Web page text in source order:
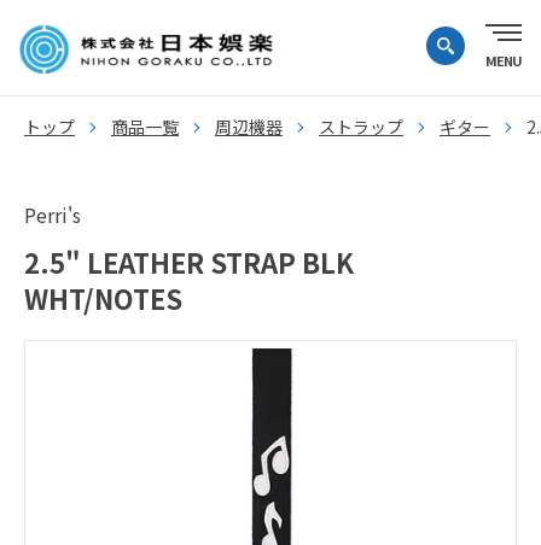
トップ 商品一覧 周辺機器 ストラップ ギター
Perri's
2.5" LEATHER STRAP BLK
WHT/NOTES